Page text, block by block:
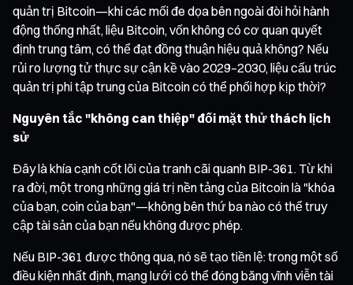
quản trị Bitcoin—khi các mối đe dọa bên ngoài đòi hỏi hành
động thống nhất, liệu Bitcoin, vốn không có cơ quan quyết
định trung tâm, có thể đạt đồng thuận hiệu quả không? Nếu
rủi ro lượng tử thực sự cận kề vào 2029–2030, liệu cấu trúc
quản trị phi tập trung của Bitcoin có thể phối hợp kịp thời?
Nguyên tắc "không can thiệp" đối mặt thử thách lịch
sử
Đây là khía cạnh cốt lõi của tranh cãi quanh BIP-361. Từ khi
ra đời, một trong những giá trị nền tảng của Bitcoin là "khóa
của bạn, coin của bạn"—không bên thứ ba nào có thể truy
cập tài sản của bạn nếu không được phép.
Nếu BIP-361 được thông qua, nó sẽ tạo tiền lệ: trong một số
điều kiện nhất định, mạng lưới có thể đóng băng vĩnh viễn tài